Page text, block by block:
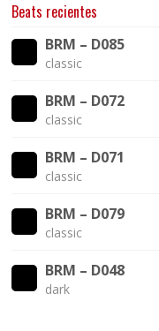
Beats recientes
BRM – D085
classic
BRM – D072
classic
BRM – D071
classic
BRM – D079
classic
BRM – D048
dark